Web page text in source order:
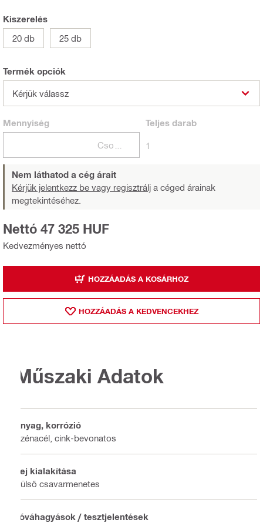
Kiszerelés
20 db
25 db
Termék opciók
Kérjük válassz
Mennyiség Teljesdarab
1
Nem láthatod a cég árait
Kérjük jelentkezz be vagy regisztrálj a céged árainak
megtekintéséhez.
Kedvezményes nettó
Nettó 47 325 HUF
HOZZÁADÁS A KOSÁRHOZ
HOZZÁADÁS A KEDVENCEKHEZ
Műszaki Adatok
Anyag, korrózió
Szénacél, cink-bevonatos
Fej kialakítása
Külső csavarmenetes
Jóváhagyások / tesztjelentések